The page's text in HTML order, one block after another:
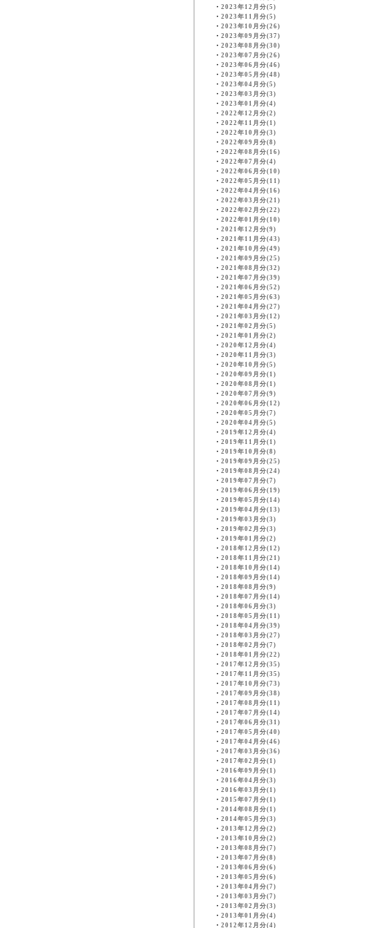
・ 2023年12月分(5)
・ 2023年11月分(5)
・ 2023年10月分(26)
・ 2023年09月分(37)
・ 2023年08月分(30)
・ 2023年07月分(26)
・ 2023年06月分(46)
・ 2023年05月分(48)
・ 2023年04月分(5)
・ 2023年03月分(3)
・ 2023年01月分(4)
・ 2022年12月分(2)
・ 2022年11月分(1)
・ 2022年10月分(3)
・ 2022年09月分(8)
・ 2022年08月分(16)
・ 2022年07月分(4)
・ 2022年06月分(10)
・ 2022年05月分(11)
・ 2022年04月分(16)
・ 2022年03月分(21)
・ 2022年02月分(22)
・ 2022年01月分(10)
・ 2021年12月分(9)
・ 2021年11月分(43)
・ 2021年10月分(49)
・ 2021年09月分(25)
・ 2021年08月分(32)
・ 2021年07月分(39)
・ 2021年06月分(52)
・ 2021年05月分(63)
・ 2021年04月分(27)
・ 2021年03月分(12)
・ 2021年02月分(5)
・ 2021年01月分(2)
・ 2020年12月分(4)
・ 2020年11月分(3)
・ 2020年10月分(5)
・ 2020年09月分(1)
・ 2020年08月分(1)
・ 2020年07月分(9)
・ 2020年06月分(12)
・ 2020年05月分(7)
・ 2020年04月分(5)
・ 2019年12月分(4)
・ 2019年11月分(1)
・ 2019年10月分(8)
・ 2019年09月分(25)
・ 2019年08月分(24)
・ 2019年07月分(7)
・ 2019年06月分(19)
・ 2019年05月分(14)
・ 2019年04月分(13)
・ 2019年03月分(3)
・ 2019年02月分(3)
・ 2019年01月分(2)
・ 2018年12月分(12)
・ 2018年11月分(21)
・ 2018年10月分(14)
・ 2018年09月分(14)
・ 2018年08月分(9)
・ 2018年07月分(14)
・ 2018年06月分(3)
・ 2018年05月分(11)
・ 2018年04月分(39)
・ 2018年03月分(27)
・ 2018年02月分(7)
・ 2018年01月分(22)
・ 2017年12月分(35)
・ 2017年11月分(35)
・ 2017年10月分(73)
・ 2017年09月分(38)
・ 2017年08月分(11)
・ 2017年07月分(14)
・ 2017年06月分(31)
・ 2017年05月分(40)
・ 2017年04月分(46)
・ 2017年03月分(36)
・ 2017年02月分(1)
・ 2016年09月分(1)
・ 2016年04月分(3)
・ 2016年03月分(1)
・ 2015年07月分(1)
・ 2014年08月分(1)
・ 2014年05月分(3)
・ 2013年12月分(2)
・ 2013年10月分(2)
・ 2013年08月分(7)
・ 2013年07月分(8)
・ 2013年06月分(6)
・ 2013年05月分(6)
・ 2013年04月分(7)
・ 2013年03月分(7)
・ 2013年02月分(3)
・ 2013年01月分(4)
・ 2012年12月分(4)